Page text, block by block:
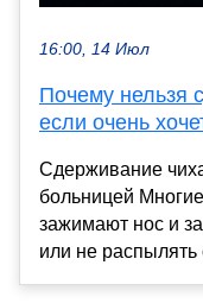
16:00, 14 Июл
Почему нельзя
если очень
Сдерживание
больницей
зажимают нос и
или не распылять